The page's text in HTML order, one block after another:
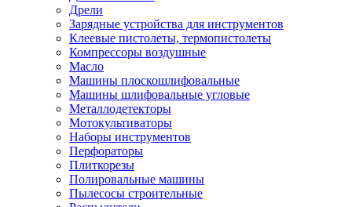
Дрели
Зарядные устройства для инструментов
Клеевые пистолеты, термопистолеты
Компрессоры воздушные
Масло
Машины плоскошлифовальные
Машины шлифовальные угловые
Металлодетекторы
Мотокультиваторы
Наборы инструментов
Перфораторы
Плиткорезы
Полировальные машины
Пылесосы строительные